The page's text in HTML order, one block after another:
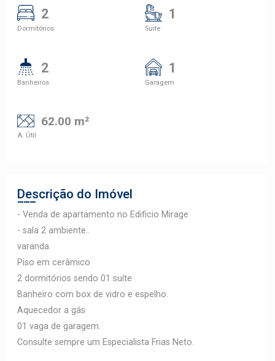
2
Dormitórios
1
Suite
2
Banheiros
1
Garagem
62.00 m²
A. Útil
Descrição do Imóvel
- Venda de apartamento no Edificio Mirage
- sala 2 ambiente..
varanda
Piso em cerâmico
2 dormitórios sendo 01 suíte
Banheiro com box de vidro e espelho.
Aquecedor a gás
01 vaga de garagem.
Consulte sempre um Especialista Frias Neto.